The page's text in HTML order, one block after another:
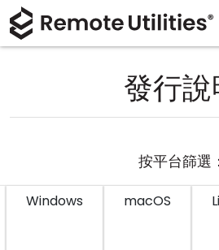
發行說
按平台篩選：
Windows macOS
產品
版本說明
解決方案
教育與政府
下載
iOS/Android
購買
支援
關於